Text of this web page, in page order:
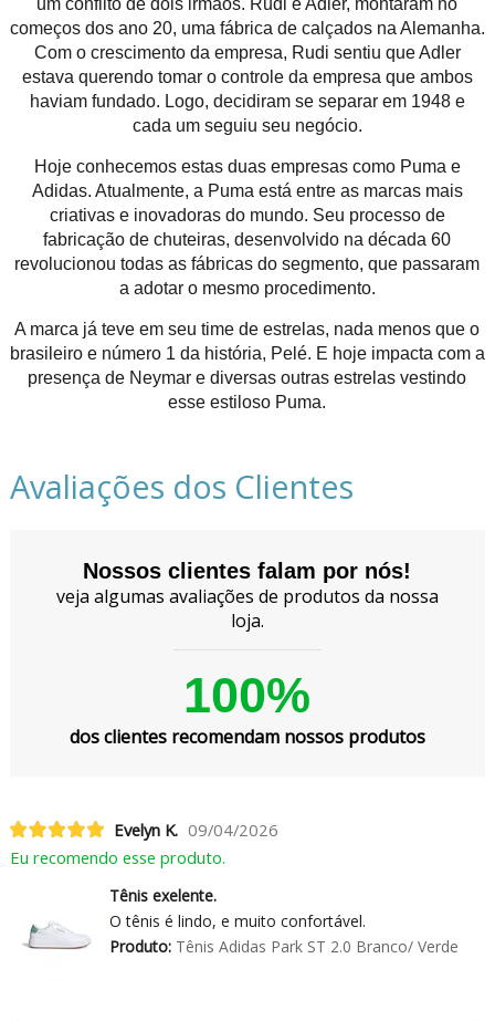
um conflito de dois irmãos. Rudi e Adler, montaram no
começos dos ano 20, uma fábrica de calçados na Alemanha.
Com o crescimento da empresa, Rudi sentiu que Adler
estava querendo tomar o controle da empresa que ambos
haviam fundado. Logo, decidiram se separar em 1948 e
cada um seguiu seu negócio.
Hoje conhecemos estas duas empresas como Puma e
Adidas. Atualmente, a Puma está entre as marcas mais
criativas e inovadoras do mundo. Seu processo de
fabricação de chuteiras, desenvolvido na década 60
revolucionou todas as fábricas do segmento, que passaram
a adotar o mesmo procedimento.
A marca já teve em seu time de estrelas, nada menos que o
brasileiro e número 1 da história, Pelé. E hoje impacta com a
presença de Neymar e diversas outras estrelas vestindo
esse estiloso Puma.
Avaliações dos Clientes
Nossos clientes falam por nós!
veja algumas avaliações de produtos da nossa
loja.
100%
dos clientes recomendam nossos produtos
Evelyn K. 09/04/2026
Eu recomendo esse produto.
Tênis exelente.
O tênis é lindo, e muito confortável.
Produto:Tênis Adidas Park ST 2.0 Branco/ Verde